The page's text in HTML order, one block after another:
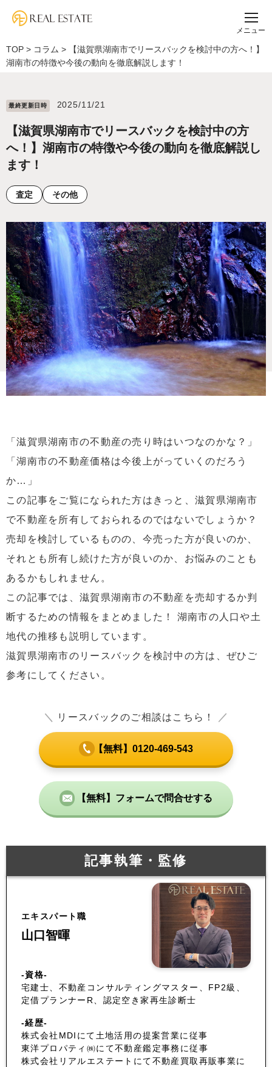
メニュー
TOP > コラム >
【滋賀県湖南市でリースバックを検討中の方へ！】
湖南市の特徴や今後の動向を徹底解説します！
最終更新⽇時 2025/11/21
【滋賀県湖南市でリースバックを検討中の方
へ！】湖南市の特徴や今後の動向を徹底解説し
ます！
査定 その他
「滋賀県湖南市の不動産の売り時はいつなのかな？」
「湖南市の不動産価格は今後上がっていくのだろう
か…」
この記事をご覧になられた方はきっと、滋賀県湖南市
で不動産を所有しておられるのではないでしょうか？
売却を検討しているものの、今売った方が良いのか、
それとも所有し続けた方が良いのか、お悩みのことも
あるかもしれません。
この記事では、滋賀県湖南市の不動産を売却するか判
断するための情報をまとめました！ 湖南市の人口や土
地代の推移も説明しています。
滋賀県湖南市のリースバックを検討中の方は、ぜひご
参考にしてください。
＼ リースバックのご相談はこちら！ ／
【無料】0120-469-543
【無料】フォームで問合せする
記事執筆・監修
エキスパート職
山口智暉
-資格-
宅建士、不動産コンサルティングマスター、FP2級、
定借プランナーR、認定空き家再生診断士
-経歴-
株式会社MDIにて土地活用の提案営業に従事
東洋プロパティ㈱にて不動産鑑定事務に従事
株式会社リアルエステートにて不動産買取再販事業に